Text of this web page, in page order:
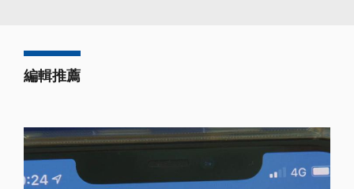
編輯推薦